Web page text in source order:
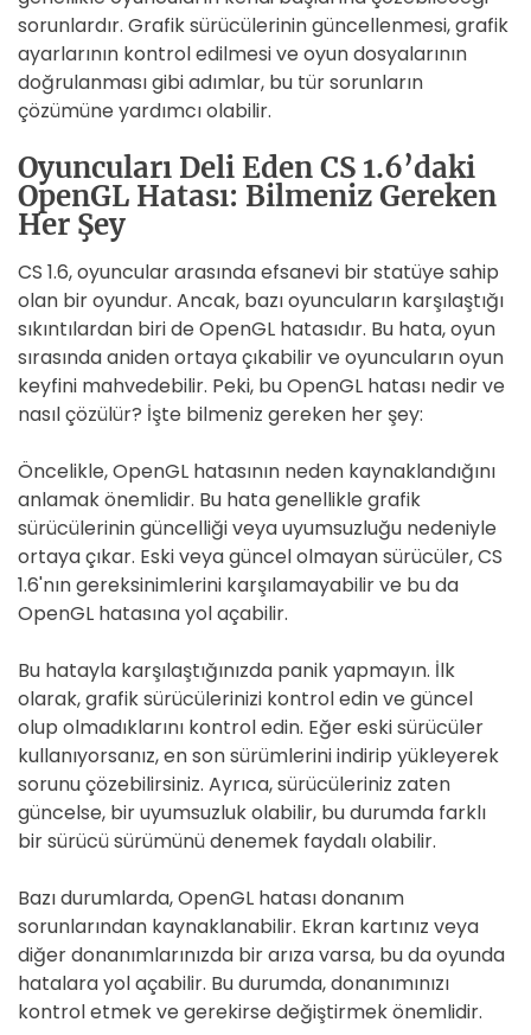
sorunlardır. Grafik sürücülerinin güncellenmesi, grafik
ayarlarının kontrol edilmesi ve oyun dosyalarının
doğrulanması gibi adımlar, bu tür sorunların
çözümüne yardımcı olabilir.
Oyuncuları Deli Eden CS 1.6’daki
OpenGL Hatası: Bilmeniz Gereken
Her Şey
CS 1.6, oyuncular arasında efsanevi bir statüye sahip
olan bir oyundur. Ancak, bazı oyuncuların karşılaştığı
sıkıntılardan biri de OpenGL hatasıdır. Bu hata, oyun
sırasında aniden ortaya çıkabilir ve oyuncuların oyun
keyfini mahvedebilir. Peki, bu OpenGL hatası nedir ve
nasıl çözülür? İşte bilmeniz gereken her şey:
Öncelikle, OpenGL hatasının neden kaynaklandığını
anlamak önemlidir. Bu hata genellikle grafik
sürücülerinin güncelliği veya uyumsuzluğu nedeniyle
ortaya çıkar. Eski veya güncel olmayan sürücüler, CS
1.6'nın gereksinimlerini karşılamayabilir ve bu da
OpenGL hatasına yol açabilir.
Bu hatayla karşılaştığınızda panik yapmayın. İlk
olarak, grafik sürücülerinizi kontrol edin ve güncel
olup olmadıklarını kontrol edin. Eğer eski sürücüler
kullanıyorsanız, en son sürümlerini indirip yükleyerek
sorunu çözebilirsiniz. Ayrıca, sürücüleriniz zaten
güncelse, bir uyumsuzluk olabilir, bu durumda farklı
bir sürücü sürümünü denemek faydalı olabilir.
Bazı durumlarda, OpenGL hatası donanım
sorunlarından kaynaklanabilir. Ekran kartınız veya
diğer donanımlarınızda bir arıza varsa, bu da oyunda
hatalara yol açabilir. Bu durumda, donanımınızı
kontrol etmek ve gerekirse değiştirmek önemlidir.